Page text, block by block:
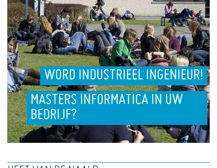
WORD INDUSTRIEEL INGENIEUR!
MASTERS INFORMATICA IN UW
BEDRIJF?